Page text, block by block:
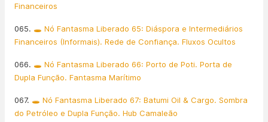
Financeiros
065. 🕳️ Nó Fantasma Liberado 65: Diáspora e Intermediários
Financeiros (Informais). Rede de Confiança. Fluxos Ocultos
066. 🕳️ Nó Fantasma Liberado 66: Porto de Poti. Porta de
Dupla Função. Fantasma Marítimo
067. 🕳️ Nó Fantasma Liberado 67: Batumi Oil & Cargo. Sombra
do Petróleo e Dupla Função. Hub Camaleão